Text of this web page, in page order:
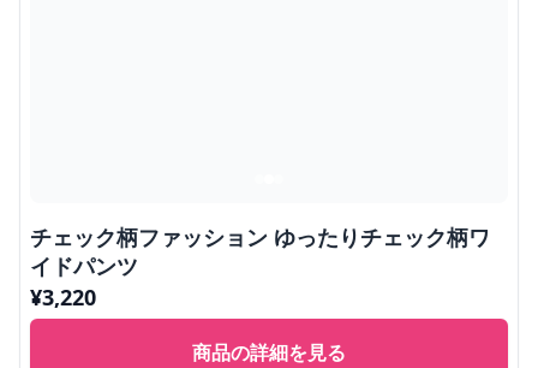
チェック柄ファッション ゆったりチェック柄ワ
イドパンツ
¥3,220
商品の詳細を見る